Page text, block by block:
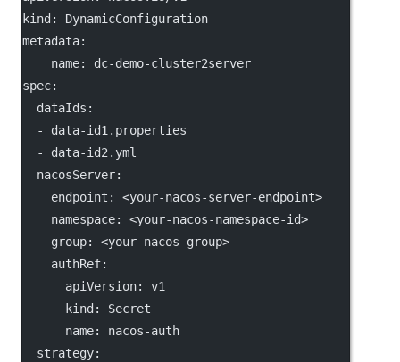
kind : DynamicConfiguration
metadata:
name: dc-demo-cluster2server
spec:
dataIds :
  -
data-id1.properties
  -
data-id2.yml
nacosServer:
endpoint : <your-nacos-server-endpoint>
namespace: <your-nacos-namespace-id>
group: <your-nacos-group>
authRef:
apiVersion: v1
kind : Secret
name: nacos-auth
strategy: